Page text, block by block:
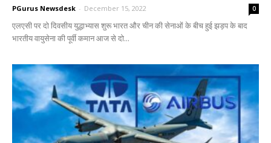
PGurus Newsdesk - December 15, 2022 0
एलएसी पर दो दिवसीय युद्धाभ्यास शुरू भारत और चीन की सेनाओं के बीच हुई झड़प के बाद
भारतीय वायुसेना की पूर्वी कमान आज से दो...